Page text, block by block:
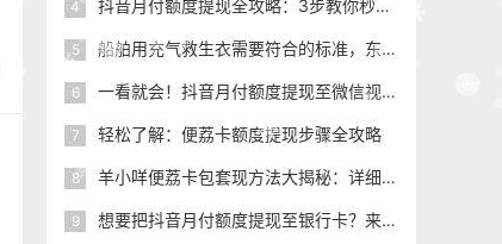
4 抖音月付额度提现全攻略：3步教你秒到银行卡（2025最新教程）
5 船舶用充气救生衣需要符合的标准，东莞永晟救生设备生产的救生衣是否符合标准？
6 一看就会！抖音月付额度提现至微信视频详解
7 轻松了解：便荔卡额度提现步骤全攻略
8 羊小咩便荔卡包套现方法大揭秘：详细步骤解析
9 想要把抖音月付额度提现至银行卡？来看本文分享的全面指南！